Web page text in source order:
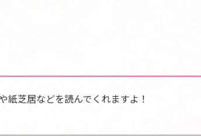
紙芝居などを読んでくれますよ！